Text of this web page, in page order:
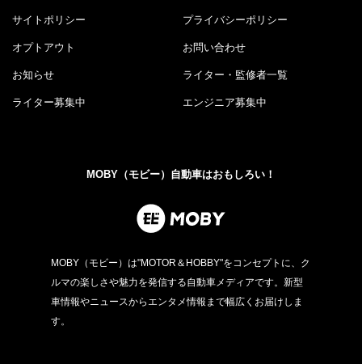
サイトポリシー プライバシーポリシー
オプトアウト お問い合わせ
お知らせ ライター・監修者一覧
ライター募集中 エンジニア募集中
MOBY（モビー）自動車はおもしろい！
MOBY（モビー）は"MOTOR＆HOBBY"をコンセプトに、ク
ルマの楽しさや魅力を発信する自動車メディアです。新型
車情報やニュースからエンタメ情報まで幅広くお届けしま
す。